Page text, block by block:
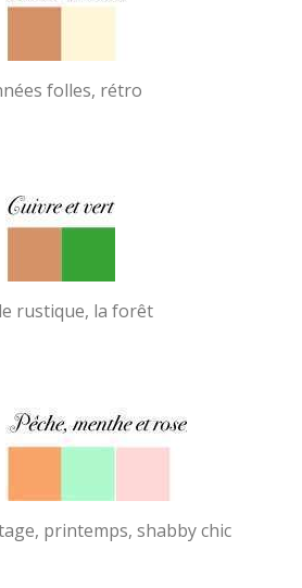
folles, rétro
rustique, la forêt
printemps, shabby chic